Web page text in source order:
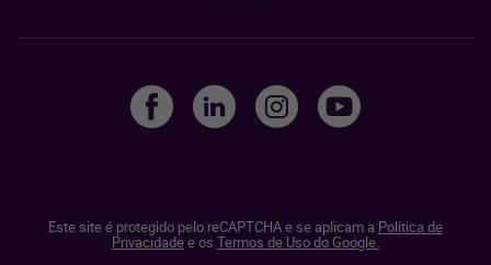
Este site é protegido pelo reCAPTCHA e se aplicam a Política de
Privacidadee os Termos de Uso do Google.